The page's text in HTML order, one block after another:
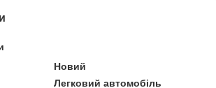
Новий
Легковий автомобіль